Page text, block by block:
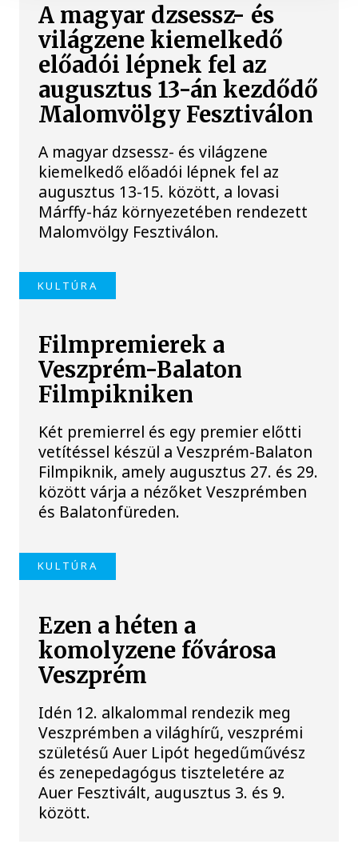
A magyar dzsessz- és
világzene kiemelkedő
előadói lépnek fel az
augusztus 13-án kezdődő
Malomvölgy Fesztiválon
A magyar dzsessz- és világzene
kiemelkedő előadói lépnek fel az
augusztus 13-15. között, a lovasi
Márffy-ház környezetében rendezett
Malomvölgy Fesztiválon.
KULTÚRA
Filmpremierek a
Veszprém-Balaton
Filmpikniken
Két premierrel és egy premier előtti
vetítéssel készül a Veszprém-Balaton
Filmpiknik, amely augusztus 27. és 29.
között várja a nézőket Veszprémben
és Balatonfüreden.
KULTÚRA
Ezen a héten a
komolyzene fővárosa
Veszprém
Idén 12. alkalommal rendezik meg
Veszprémben a világhírű, veszprémi
születésű Auer Lipót hegedűművész
és zenepedagógus tiszteletére az
Auer Fesztivált, augusztus 3. és 9.
között.